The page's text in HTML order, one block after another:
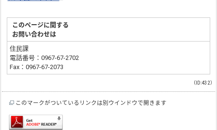
このページに関する
お問い合わせは
住民課
電話番号：0967-67-2702
Fax：0967-67-2073
（ID:432）
このマークがついているリンクは別ウインドウで開きます